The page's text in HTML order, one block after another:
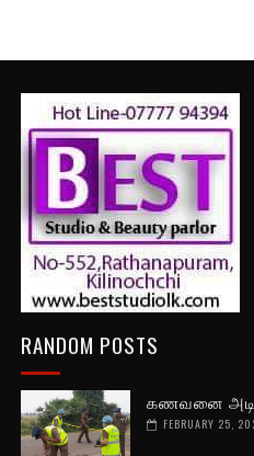
RANDOM POSTS
கணவனை
FEBRUARY 25,